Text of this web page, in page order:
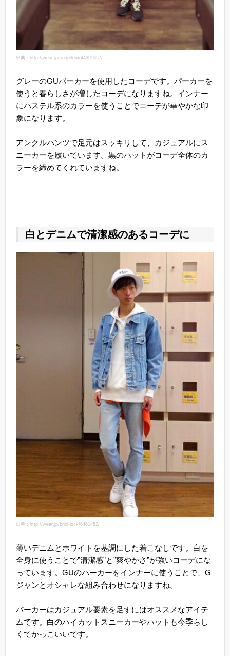
出典：http://wear.jp/snapitem/44391857/
グレーのGUパーカーを使用したコーデです。パーカーを
使うと春らしさが増したコーデになりますね。インナー
にパステル系のカラーを使うことでコーデが華やかな印
象になります。
アンクルパンツで足元はスッキリして、カジュアルにス
ニーカーを履いています。黒のハットがコーデ全体のカ
ラーを締めてくれていますね。
白とデニムで清潔感のあるコーデに
出典：http://wear.jp/bricklock/6461452/
薄いデニムとホワイトを基調にした着こなしです。白を
全身に使うことで”清潔感”と”爽やかさ”が強いコーデにな
っています。GUのパーカーをインナーに使うことで、G
ジャンとオシャレな組み合わせになりますね。
パーカーはカジュアル要素を足すにはオススメなアイテ
ムです。白のハイカットスニーカーやハットも今季らし
くてかっこいいです。